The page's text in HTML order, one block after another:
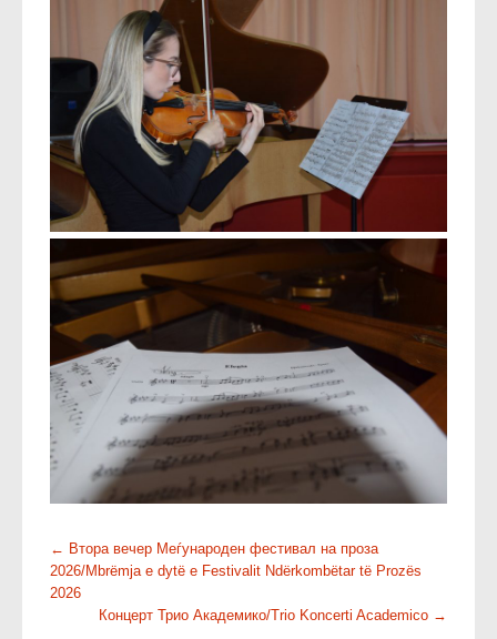
P
o
s
← Втора вечер Меѓународен фестивал на проза
2026/Mbrëmja e dytë e Festivalit Ndërkombëtar të Prozës
2026
Концерт Трио Академико/Trio Koncerti Academico →